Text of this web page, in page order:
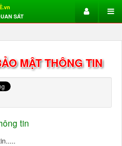
SÁT
MẬT THÔNG TIN
tin